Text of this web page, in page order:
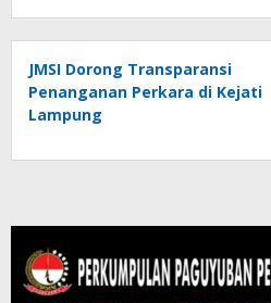
Tumbuh
JMSI Dorong Transparansi
Penanganan Perkara di Kejati
Lampung